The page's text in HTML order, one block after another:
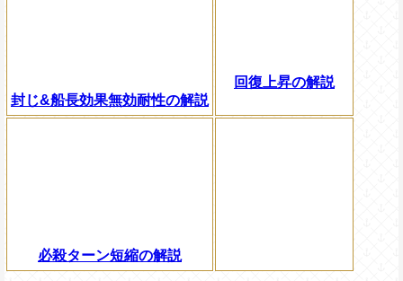
封じ&船長効果無効耐性の解説
回復上昇の解説
必殺ターン短縮の解説